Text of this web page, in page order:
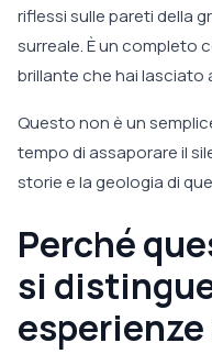
riflessi sulle pareti della
surreale. È un completo
brillante che hai lasciato
Questo non è un
tempo di assaporare il
storie e la geologia di
Perché
si
esperienze